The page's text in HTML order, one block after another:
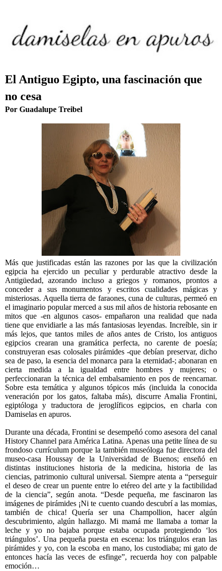
El Antiguo Egipto, una fascinación que
no cesa
Por Guadalupe Treibel
Más que justificadas están las razones por las que la civilización
egipcia ha ejercido un peculiar y perdurable atractivo desde la
Antigüedad, azorando incluso a griegos y romanos, prontos a
conceder a sus monumentos y escritos cualidades mágicas y
misteriosas. Aquella tierra de faraones, cuna de culturas, permeó en
el imaginario popular merced a sus mil años de historia rebosante en
mitos que -en algunos casos- empañaron una realidad que nada
tiene que envidiarle a las más fantasiosas leyendas. Increíble, sin ir
más lejos, que tantos miles de años antes de Cristo, los antiguos
egipcios crearan una gramática perfecta, no carente de poesía;
construyeran esas colosales pirámides -que debían preservar, dicho
sea de paso, la esencia del monarca para la eternidad-; abonaran en
cierta medida a la igualdad entre hombres y mujeres; o
perfeccionaran la técnica del embalsamiento en pos de reencarnar.
Sobre esta temática y algunos tópicos más (incluida la conocida
veneración por los gatos, faltaba más), discurre Amalia Frontini,
egiptóloga y traductora de jeroglíficos egipcios, en charla con
Damiselas en apuros.
Durante una década, Frontini se desempeñó como asesora del canal
History Channel para América Latina. Apenas una petite línea de su
frondoso currículum porque la también museóloga fue directora del
museo-casa Houssay de la Universidad de Buenos; enseñó en
distintas instituciones historia de la medicina, historia de las
ciencias, patrimonio cultural universal. Siempre atenta a “perseguir
el deseo de crear un puente entre lo etéreo del arte y la factibilidad
de la ciencia”, según anota. “Desde pequeña, me fascinaron las
imágenes de pirámides ¡Ni te cuento cuando descubrí a las momias,
también de chica! Quería ser una Champollion, hacer algún
descubrimiento, algún hallazgo. Mi mamá me llamaba a tomar la
leche y yo no bajaba porque estaba ocupada protegiendo ‘los
triángulos’. Una pequeña puesta en escena: los triángulos eran las
pirámides y yo, con la escoba en mano, los custodiaba; mi gato de
entonces hacía las veces de esfinge”, recuerda hoy con palpable
emoción…